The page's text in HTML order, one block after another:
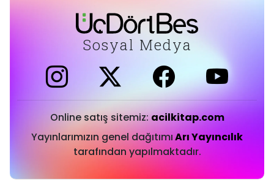
Sosyal Medya
Online satış sitemiz:acilkitap.com
Yayınlarımızın genel dağıtımıArı Yayıncılık
tarafından yapılmaktadır.